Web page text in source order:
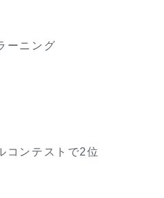
ーニング
コンテストで2位